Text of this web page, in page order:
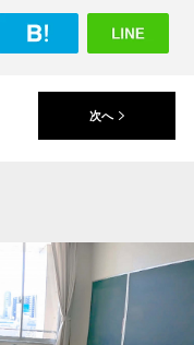
次へ